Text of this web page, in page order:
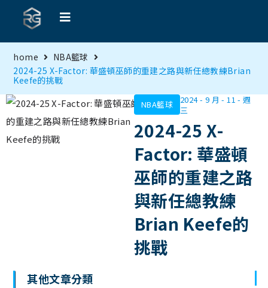
home
NBA籃球
2024-25 X-Factor: 華盛頓巫師的重建之路與新任總教練Brian
Keefe的挑戰
NBA籃球
2024 - 9 月 - 11 - 週
三
2024-25 X-
Factor: 華盛頓
巫師的重建之路
與新任總教練
Brian Keefe的
挑戰
其他文章分類